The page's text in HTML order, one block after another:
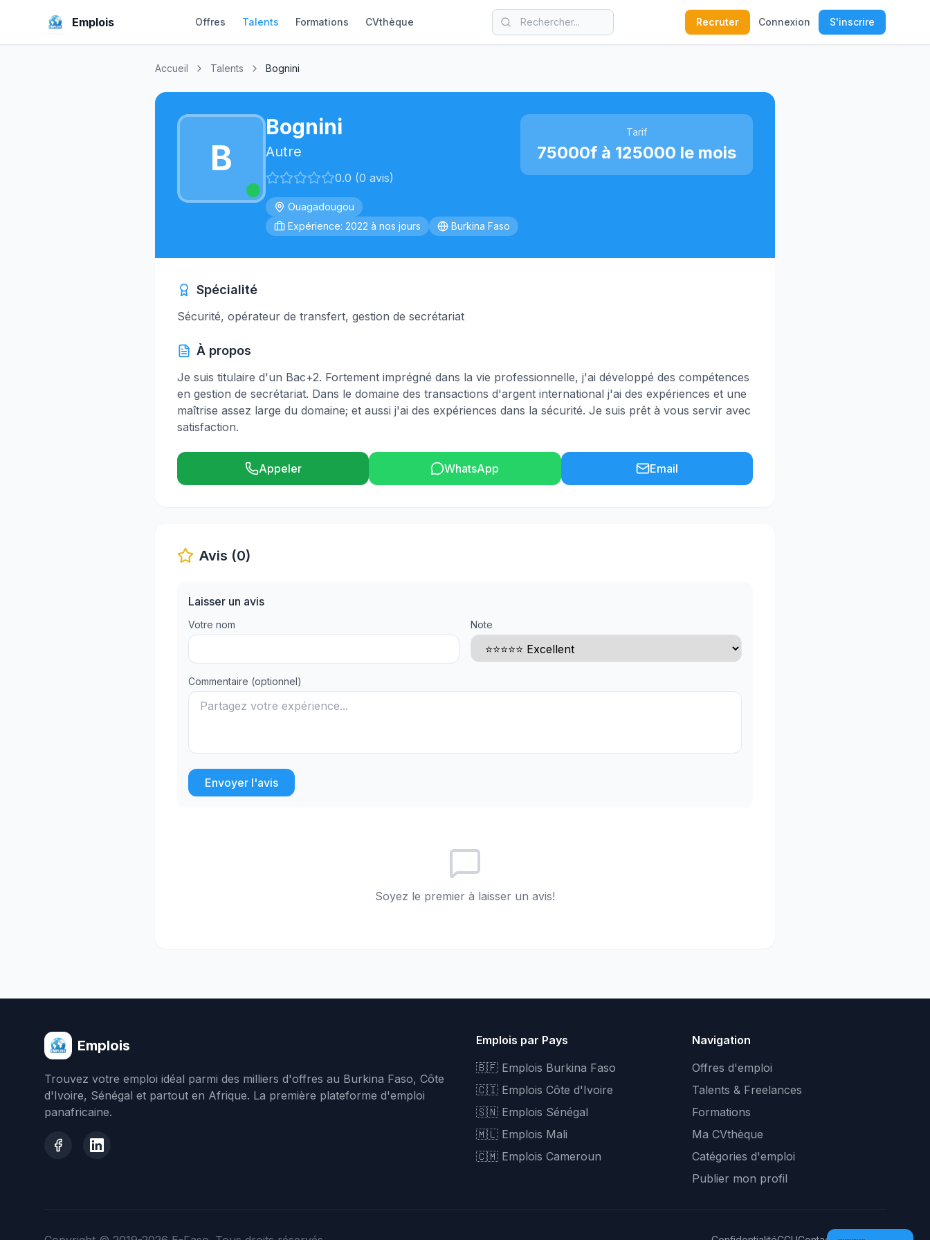
Emplois Offres Talents Formations CVthèque Recruter Connexion S'inscrire
Accueil Talents Bognini
B
Bognini
Autre
0.0 (0 avis)
Ouagadougou
Expérience: 2022 à nos jours
Burkina Faso
Tarif
75000f à 125000 le mois
Spécialité
Sécurité, opérateur de transfert, gestion de secrétariat
À propos
Je suis titulaire d'un Bac+2. Fortement imprégné dans la vie professionnelle, j'ai développé des compétences
en gestion de secrétariat. Dans le domaine des transactions d'argent international j'ai des expériences et une
maîtrise assez large du domaine; et aussi j'ai des expériences dans la sécurité. Je suis prêt à vous servir avec
satisfaction.
Appeler WhatsApp Email
Avis (0)
Laisser un avis
Votre nom Note
Commentaire (optionnel)
Envoyer l'avis
Soyez le premier à laisser un avis!
Emplois
Trouvez votre emploi idéal parmi des milliers d'offres au Burkina Faso, Côte
d'Ivoire, Sénégal et partout en Afrique. La première plateforme d'emploi
panafricaine.
Emplois par Pays
🇧🇫 Emplois Burkina Faso
🇨🇮 Emplois Côte d'Ivoire
🇸🇳 Emplois Sénégal
🇲🇱 Emplois Mali
🇨🇲 Emplois Cameroun
Navigation
Offres d'emploi
Talents & Freelances
Formations
Ma CVthèque
Catégories d'emploi
Publier mon profil